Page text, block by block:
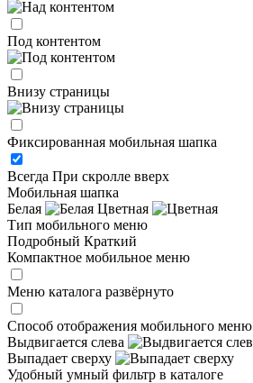
Под контентом
Внизу страницы
Фиксированная мобильная шапка
Всегда При скролле вверх
Мобильная шапка
Белая
Цветная
Тип мобильного меню
Подробный Краткий
Компактное мобильное меню
Меню каталога развёрнуто
Способ отображения мобильного меню
Выдвигается слева
Выпадает сверху
Удобный умный фильтр в каталоге